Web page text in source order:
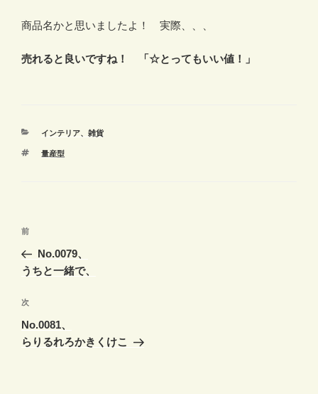
商品名かと思いましたよ！ 実際、、、
売れると良いですね！ 「☆とってもいい値！」
カ
ゴ
インテリア、雑貨
タ
量産型
投
ナ
ゲ
ー
シ
前
の
投
前
No.0079、
うちと一緒で、
次
の
投
次
No.0081、
らりるれろかきくけこ